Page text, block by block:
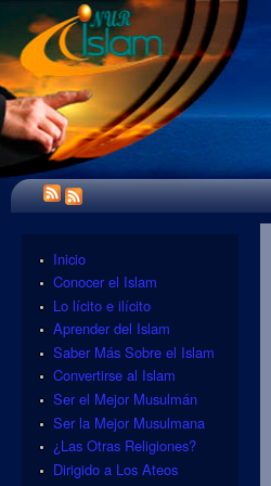
Inicio
Conocer el Islam
Lo lícito e ilícito
Aprender del Islam
Saber Más Sobre el Islam
Convertirse al Islam
Ser el Mejor Musulmán
Ser la Mejor Musulmana
¿Las Otras Religiones?
Dirigido a Los Ateos